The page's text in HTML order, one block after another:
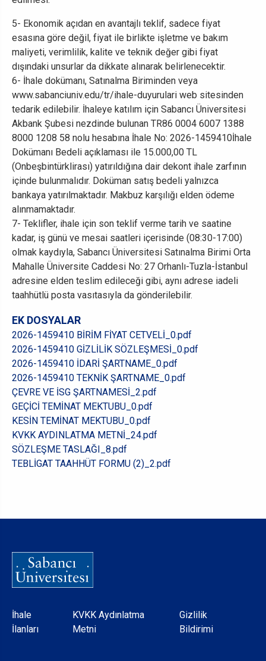
5- Ekonomik açıdan en avantajlı teklif, sadece fiyat
esasına göre değil, fiyat ile birlikte işletme ve bakım
maliyeti, verimlilik, kalite ve teknik değer gibi fiyat
dışındaki unsurlar da dikkate alınarak belirlenecektir.
6- İhale dokümanı, Satınalma Biriminden veya
www.sabanciuniv.edu/tr/ihale-duyurulari web sitesinden
tedarik edilebilir. İhaleye katılım için Sabancı Üniversitesi
Akbank Şubesi nezdinde bulunan TR86 0004 6007 1388
8000 1208 58 nolu hesabına İhale No: 2026-1459410İhale
Dokümanı Bedeli açıklaması ile 15.000,00 TL
(Onbeşbintürklirası) yatırıldığına dair dekont ihale zarfının
içinde bulunmalıdır. Doküman satış bedeli yalnızca
bankaya yatırılmaktadır. Makbuz karşılığı elden ödeme
alınmamaktadır.
7- Teklifler, ihale için son teklif verme tarih ve saatine
kadar, iş günü ve mesai saatleri içerisinde (08:30-17:00)
olmak kaydıyla, Sabancı Üniversitesi Satınalma Birimi Orta
Mahalle Üniversite Caddesi No: 27 Orhanlı-Tuzla-İstanbul
adresine elden teslim edileceği gibi, aynı adrese iadeli
taahhütlü posta vasıtasıyla da gönderilebilir.
EK DOSYALAR
2026-1459410 BİRİM FİYAT CETVELİ_0.pdf
2026-1459410 GİZLİLİK SÖZLEŞMESİ_0.pdf
2026-1459410 İDARİ ŞARTNAME_0.pdf
2026-1459410 TEKNİK ŞARTNAME_0.pdf
ÇEVRE VE İSG ŞARTNAMESİ_2.pdf
GEÇİCİ TEMİNAT MEKTUBU_0.pdf
KESİN TEMİNAT MEKTUBU_0.pdf
KVKK AYDINLATMA METNİ_24.pdf
SÖZLEŞME TASLAĞI_8.pdf
TEBLİGAT TAAHHÜT FORMU (2)_2.pdf
Dipnot
İhale
İlanları
KVKK Aydınlatma
Metni
Gizlilik
Bildirimi